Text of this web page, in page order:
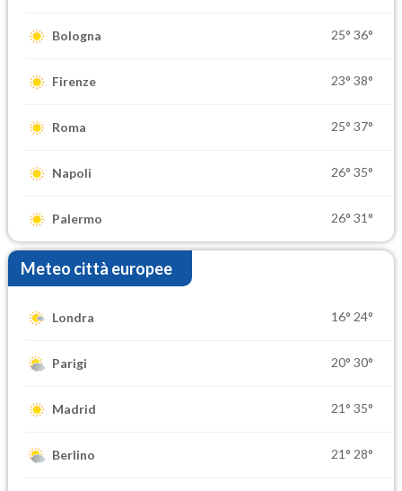
Bologna 25° 36°
Firenze 23° 38°
Roma 25° 37°
Napoli 26° 35°
Palermo 26° 31°
Meteo città europee
Londra 16° 24°
Parigi 20° 30°
Madrid 21° 35°
Berlino 21° 28°